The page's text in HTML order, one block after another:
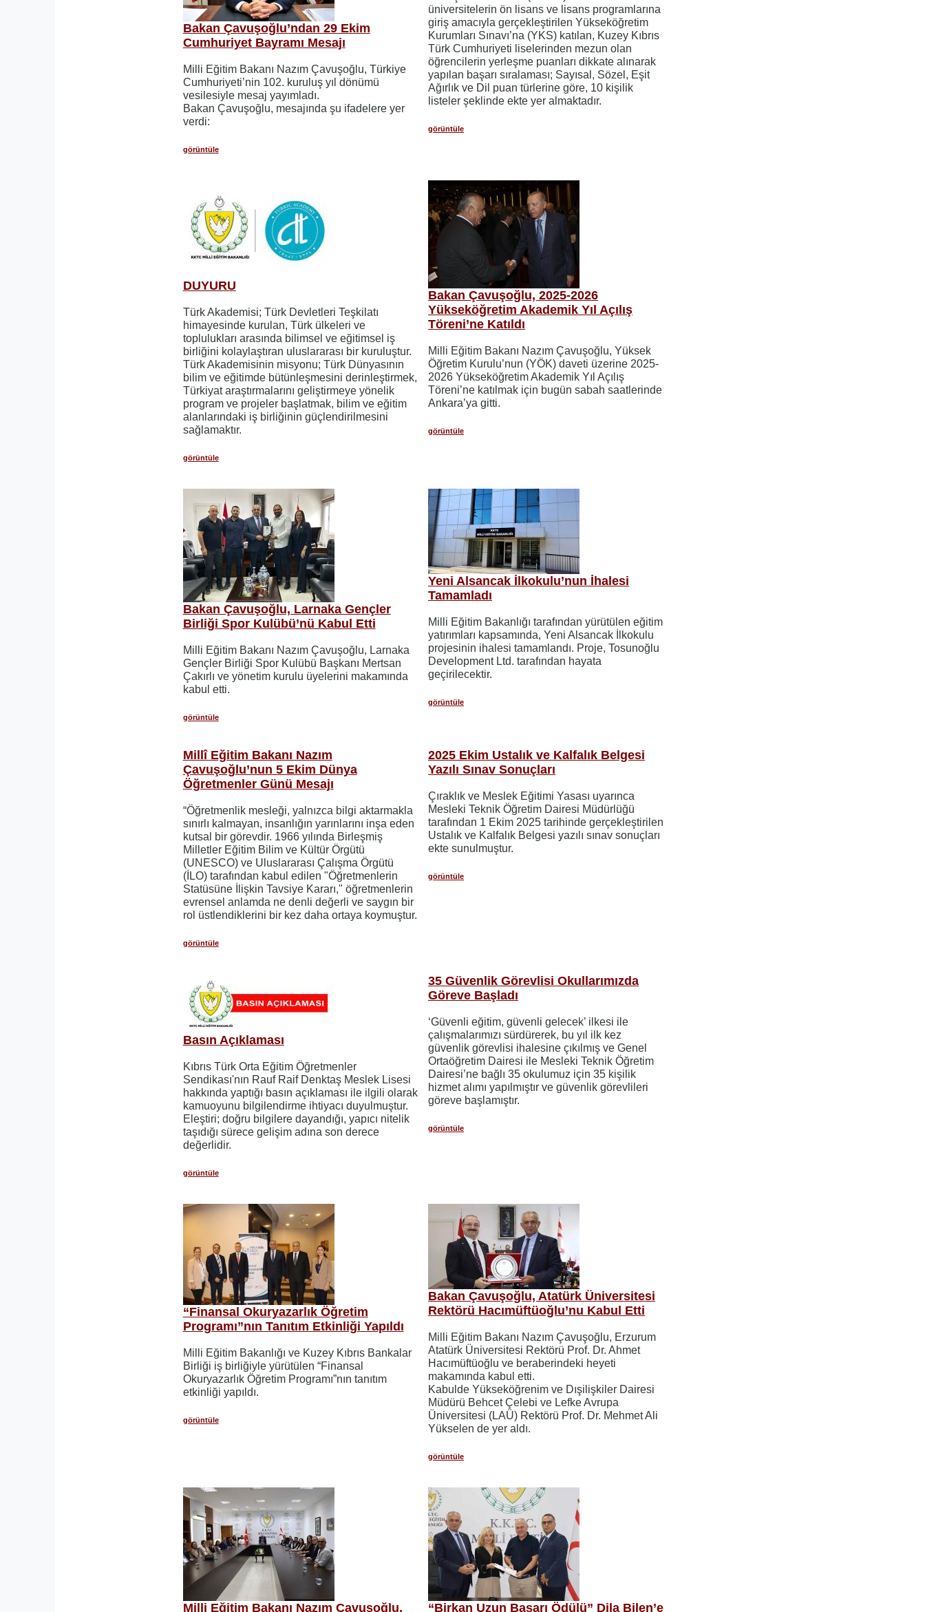
Bakan Çavuşoğlu’ndan 29 Ekim
Cumhuriyet Bayramı Mesajı
Milli Eğitim Bakanı Nazım Çavuşoğlu, Türkiye
Cumhuriyeti’nin 102. kuruluş yıl dönümü
vesilesiyle mesaj yayımladı.
Bakan Çavuşoğlu, mesajında şu ifadelere yer
verdi:
görüntüle
üniversitelerin ön lisans ve lisans programlarına
giriş amacıyla gerçekleştirilen Yükseköğretim
Kurumları Sınavı’na (YKS) katılan, Kuzey Kıbrıs
Türk Cumhuriyeti liselerinden mezun olan
öğrencilerin yerleşme puanları dikkate alınarak
yapılan başarı sıralaması; Sayısal, Sözel, Eşit
Ağırlık ve Dil puan türlerine göre, 10 kişilik
listeler şeklinde ekte yer almaktadır.
görüntüle
DUYURU
Türk Akademisi; Türk Devletleri Teşkilatı
himayesinde kurulan, Türk ülkeleri ve
toplulukları arasında bilimsel ve eğitimsel iş
birliğini kolaylaştıran uluslararası bir kuruluştur.
Türk Akademisinin misyonu; Türk Dünyasının
bilim ve eğitimde bütünleşmesini derinleştirmek,
Türkiyat araştırmalarını geliştirmeye yönelik
program ve projeler başlatmak, bilim ve eğitim
alanlarındaki iş birliğinin güçlendirilmesini
sağlamaktır.
görüntüle
Bakan Çavuşoğlu, 2025-2026
Yükseköğretim Akademik Yıl Açılış
Töreni’ne Katıldı
Milli Eğitim Bakanı Nazım Çavuşoğlu, Yüksek
Öğretim Kurulu’nun (YÖK) daveti üzerine 2025-
2026 Yükseköğretim Akademik Yıl Açılış
Töreni’ne katılmak için bugün sabah saatlerinde
Ankara’ya gitti.
görüntüle
Bakan Çavuşoğlu, Larnaka Gençler
Birliği Spor Kulübü’nü Kabul Etti
Milli Eğitim Bakanı Nazım Çavuşoğlu, Larnaka
Gençler Birliği Spor Kulübü Başkanı Mertsan
Çakırlı ve yönetim kurulu üyelerini makamında
kabul etti.
görüntüle
Yeni Alsancak İlkokulu’nun İhalesi
Tamamladı
Milli Eğitim Bakanlığı tarafından yürütülen eğitim
yatırımları kapsamında, Yeni Alsancak İlkokulu
projesinin ihalesi tamamlandı. Proje, Tosunoğlu
Development Ltd. tarafından hayata
geçirilecektir.
görüntüle
Millî Eğitim Bakanı Nazım
Çavuşoğlu’nun 5 Ekim Dünya
Öğretmenler Günü Mesajı
“Öğretmenlik mesleği, yalnızca bilgi aktarmakla
sınırlı kalmayan, insanlığın yarınlarını inşa eden
kutsal bir görevdir. 1966 yılında Birleşmiş
Milletler Eğitim Bilim ve Kültür Örgütü
(UNESCO) ve Uluslararası Çalışma Örgütü
(İLO) tarafından kabul edilen "Öğretmenlerin
Statüsüne İlişkin Tavsiye Kararı," öğretmenlerin
evrensel anlamda ne denli değerli ve saygın bir
rol üstlendiklerini bir kez daha ortaya koymuştur.
görüntüle
2025 Ekim Ustalık ve Kalfalık Belgesi
Yazılı Sınav Sonuçları
Çıraklık ve Meslek Eğitimi Yasası uyarınca
Mesleki Teknik Öğretim Dairesi Müdürlüğü
tarafından 1 Ekim 2025 tarihinde gerçekleştirilen
Ustalık ve Kalfalık Belgesi yazılı sınav sonuçları
ekte sunulmuştur.
görüntüle
Basın Açıklaması
Kıbrıs Türk Orta Eğitim Öğretmenler
Sendikası'nın Rauf Raif Denktaş Meslek Lisesi
hakkında yaptığı basın açıklaması ile ilgili olarak
kamuoyunu bilgilendirme ihtiyacı duyulmuştur.
Eleştiri; doğru bilgilere dayandığı, yapıcı nitelik
taşıdığı sürece gelişim adına son derece
değerlidir.
görüntüle
35 Güvenlik Görevlisi Okullarımızda
Göreve Başladı
‘Güvenli eğitim, güvenli gelecek’ ilkesi ile
çalışmalarımızı sürdürerek, bu yıl ilk kez
güvenlik görevlisi ihalesine çıkılmış ve Genel
Ortaöğretim Dairesi ile Mesleki Teknik Öğretim
Dairesi’ne bağlı 35 okulumuz için 35 kişilik
hizmet alımı yapılmıştır ve güvenlik görevlileri
göreve başlamıştır.
görüntüle
“Finansal Okuryazarlık Öğretim
Programı”nın Tanıtım Etkinliği Yapıldı
Milli Eğitim Bakanlığı ve Kuzey Kıbrıs Bankalar
Birliği iş birliğiyle yürütülen “Finansal
Okuryazarlık Öğretim Programı”nın tanıtım
etkinliği yapıldı.
görüntüle
Bakan Çavuşoğlu, Atatürk Üniversitesi
Rektörü Hacımüftüoğlu’nu Kabul Etti
Milli Eğitim Bakanı Nazım Çavuşoğlu, Erzurum
Atatürk Üniversitesi Rektörü Prof. Dr. Ahmet
Hacımüftüoğlu ve beraberindeki heyeti
makamında kabul etti.
Kabulde Yükseköğrenim ve Dışilişkiler Dairesi
Müdürü Behcet Çelebi ve Lefke Avrupa
Üniversitesi (LAÜ) Rektörü Prof. Dr. Mehmet Ali
Yükselen de yer aldı.
görüntüle
Milli Eğitim Bakanı Nazım Çavuşoğlu, “Birkan Uzun Başarı Ödülü” Dila Bilen’e